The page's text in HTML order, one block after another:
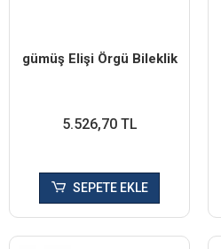
​gümüş Elişi Örgü Bileklik
5.526,70 TL
SEPETE EKLE